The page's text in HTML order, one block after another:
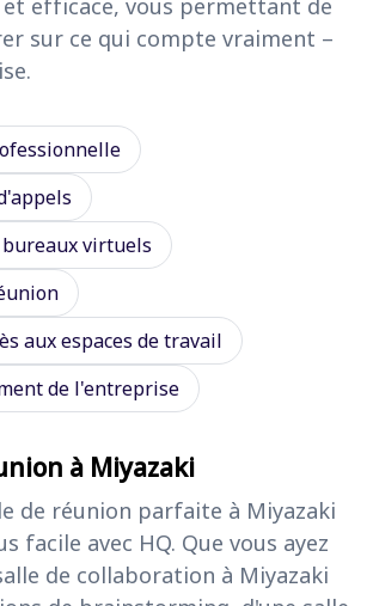
sur ce qui compte vraiment –
virtuels
aux espaces de travail
de l'entreprise
à Miyazaki
de réunion parfaite à Miyazaki
facile avec HQ. Que vous ayez
de collaboration à Miyazaki